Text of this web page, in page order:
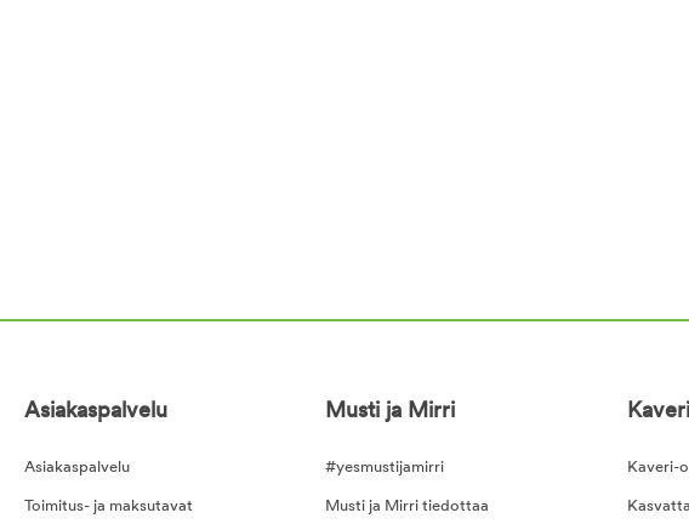
Asiakaspalvelu
Asiakaspalvelu
Toimitus- ja maksutavat
Musti ja Mirri
#yesmustijamirri
Musti ja Mirri tiedottaa
Kaveri-